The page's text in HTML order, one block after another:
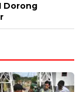
Dorong